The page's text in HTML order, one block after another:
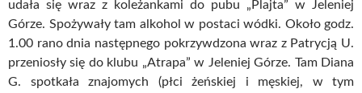
udała się wraz z koleżankami do pubu „Plajta” w Jeleniej
Górze. Spożywały tam alkohol w postaci wódki. Około godz.
1.00 rano dnia następnego pokrzywdzona wraz z Patrycją U.
przeniosły się do klubu „Atrapa” w Jeleniej Górze. Tam Diana
G. spotkała znajomych (płci żeńskiej i męskiej, w tym